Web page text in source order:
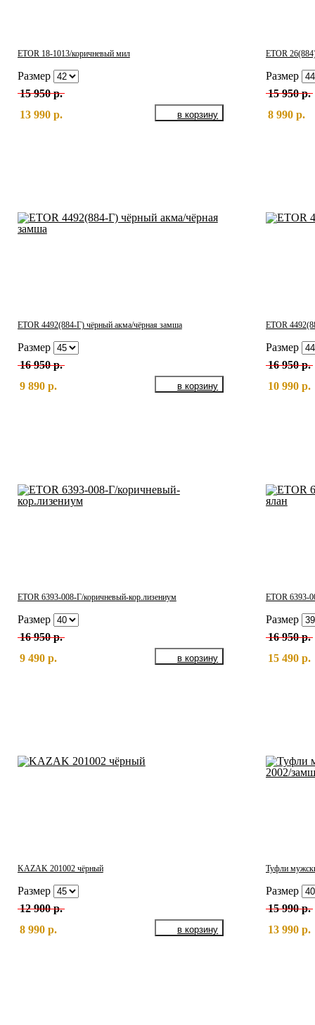
ETOR 18-1013/коричневый мил
Размер
15 950 р.
13 990 р.
ETOR
Размер
15 950 р.
8 990 р.
ETOR 4492(884-Г) чёрный акма/чёрная замша
Размер
16 950 р.
9 890 р.
ETOR
Размер
16 950 р.
10 990 р.
ETOR 6393-008-Г/коричневый-кор.лизениум
Размер
16 950 р.
9 490 р.
ETOR 6393-
Размер
16 950 р.
15 490 р.
KAZAK 201002 чёрный
Размер
12 900 р.
8 990 р.
Туфли
Размер
15 990 р.
13 990 р.